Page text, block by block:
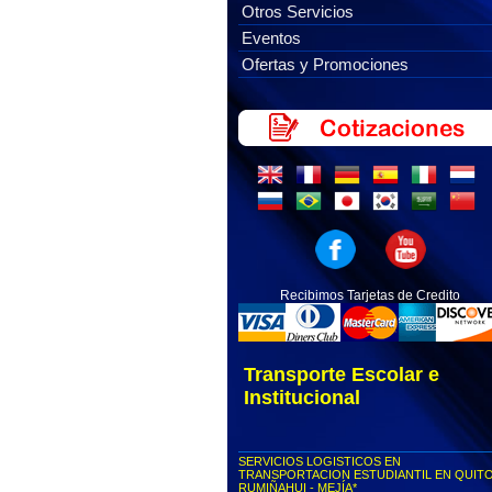
Otros Servicios
Eventos
Ofertas y Promociones
Recibimos Tarjetas de Credito
Transporte Escolar e
Institucional
SERVICIOS LOGISTICOS EN
TRANSPORTACION ESTUDIANTIL EN
RUMIÑAHUI - MEJÍA*